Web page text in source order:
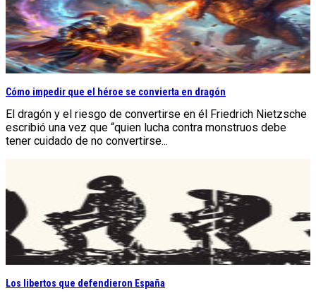
Cómo impedir que el héroe se convierta en dragón
El dragón y el riesgo de convertirse en él Friedrich Nietzsche
escribió una vez que “quien lucha contra monstruos debe
tener cuidado de no convertirse...
Los libertos que defendieron España